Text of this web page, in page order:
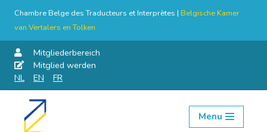
Chambre Belge des Traducteurs et Interprètes | Belgische Kamer
van Vertalers en Tolken
Mitgliederbereich
Mitglied werden
NL
EN FR
Skip
Menu